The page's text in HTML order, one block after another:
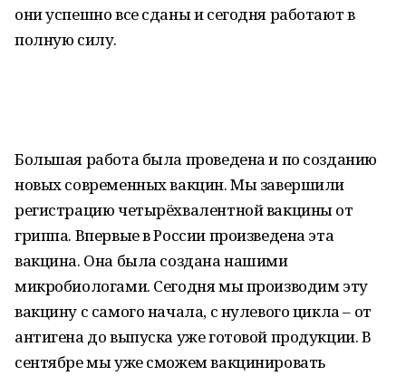
они успешно все сданы и сегодня работают в
полную силу.
Большая работа была проведена и по созданию
новых современных вакцин. Мы завершили
регистрацию четырёхвалентной вакцины от
гриппа. Впервые в России произведена эта
вакцина. Она была создана нашими
микробиологами. Сегодня мы производим эту
вакцину с самого начала, с нулевого цикла – от
антигена до выпуска уже готовой продукции. В
сентябре мы уже сможем вакцинировать